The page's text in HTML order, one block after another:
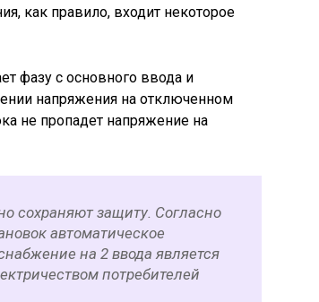
как правило, входит некоторое
фазу с основного ввода и
напряжения на отключенном
не пропадет напряжение на
сохраняют защиту. Согласно
автоматическое
на 2 ввода является
потребителей